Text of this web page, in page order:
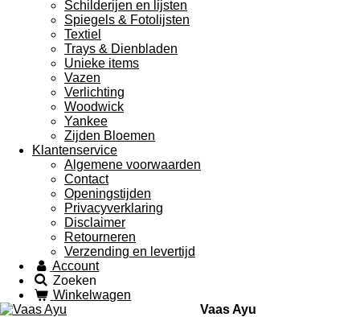
Schilderijen en lijsten
Spiegels & Fotolijsten
Textiel
Trays & Dienbladen
Unieke items
Vazen
Verlichting
Woodwick
Yankee
Zijden Bloemen
Klantenservice
Algemene voorwaarden
Contact
Openingstijden
Privacyverklaring
Disclaimer
Retourneren
Verzending en levertijd
Account
Zoeken
Winkelwagen
Vaas Ayu